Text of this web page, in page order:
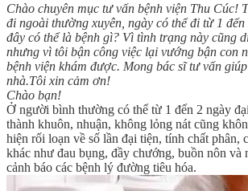
Chào chuyên mục tư vấn bệnh viện Thu Cúc!
đi ngoài thường xuyên, ngày có thể đi từ 1
đây có thể là bệnh gì? Vì tình trạng này cũng
nhưng vì tôi bận công việc lại vướng bận con
bệnh viện khám được. Mong bác sĩ tư vấn
nhà.Tôi xin cảm ơn!
Chào bạn!
Ở người bình thường có thể từ 1 đến 2 ngày
thành khuôn, nhuận, không lỏng nát cũng
hiện rối loạn về số lần đại tiện, tính chất phân,
khác như đau bụng, đầy chướng, buồn nôn
cảnh báo các bệnh lý đường tiêu hóa.